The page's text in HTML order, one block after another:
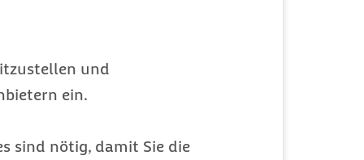
und
ein.
sind nötig, damit Sie die